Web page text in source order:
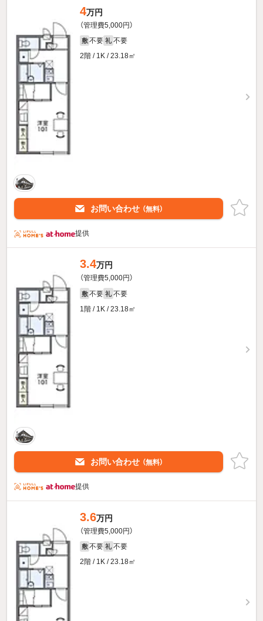
4万円
（管理費5,000円）
敷 不要 礼 不要
2階 / 1K / 23.18㎡
お問い合わせ （無料）
提供
3.4万円
（管理費5,000円）
敷 不要 礼 不要
1階 / 1K / 23.18㎡
お問い合わせ （無料）
提供
3.6万円
（管理費5,000円）
敷 不要 礼 不要
2階 / 1K / 23.18㎡